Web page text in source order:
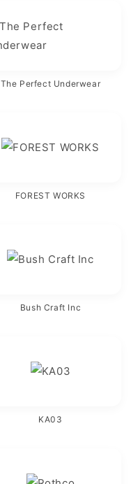
The Perfect Underwear
FOREST WORKS
Bush Craft Inc
KA03